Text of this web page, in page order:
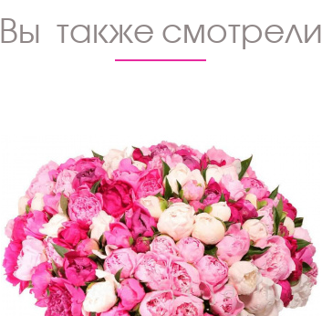
Вы также смотрели